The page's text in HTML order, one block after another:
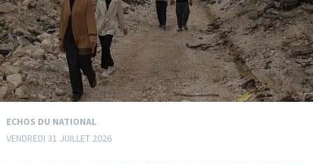
ECHOS DU NATIONAL
VENDREDI 31 JUILLET 2026